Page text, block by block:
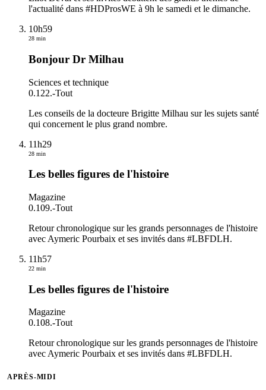
l'actualité dans #HDProsWE à 9h le samedi et le dimanche.
10h59
28 min
Bonjour Dr Milhau
Sciences et technique
0.122.-Tout
Les conseils de la docteure Brigitte Milhau sur les sujets santé
qui concernent le plus grand nombre.
11h29
28 min
Les belles figures de l'histoire
Magazine
0.109.-Tout
Retour chronologique sur les grands personnages de l'histoire
avec Aymeric Pourbaix et ses invités dans #LBFDLH.
11h57
22 min
Les belles figures de l'histoire
Magazine
0.108.-Tout
Retour chronologique sur les grands personnages de l'histoire
avec Aymeric Pourbaix et ses invités dans #LBFDLH.
APRÈS-MIDI